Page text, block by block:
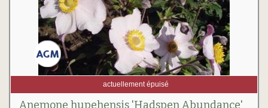
actuellement épuisé
Anemone hupehensis 'Hadspen Abundance'